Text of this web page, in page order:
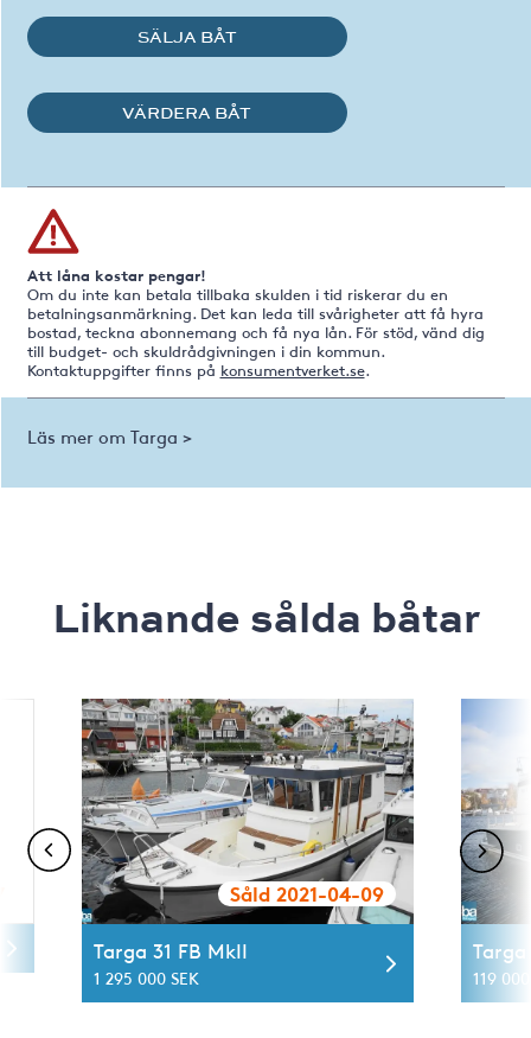
SÄLJA BÅT
VÄRDERA BÅT
Att låna kostar pengar!
Om du inte kan betala tillbaka skulden i tid riskerar du en
betalningsanmärkning. Det kan leda till svårigheter att få hyra
bostad, teckna abonnemang och få nya lån. För stöd, vänd dig
till budget- och skuldrådgivningen i din kommun.
Kontaktuppgifter finns på konsumentverket.se.
Läs mer om Targa >
Liknande sålda båtar
Såld 2021-04-09
Targa 31 FB MkII
1 295 000 SEK 119